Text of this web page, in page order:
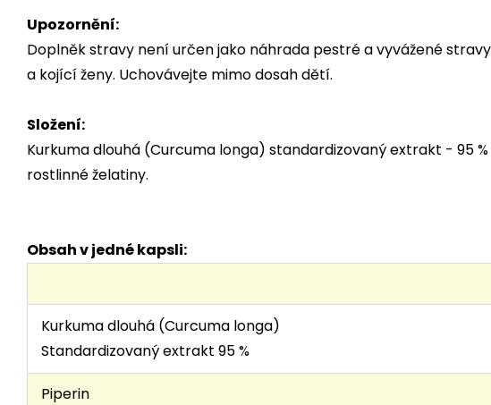
Upozornění:
Doplněk stravy není určen jako náhrada pestré a vyvážené
a kojící ženy. Uchovávejte mimo dosah dětí.
Složení:
Kurkuma dlouhá (Curcuma longa) standardizovaný extrakt - 95
rostlinné želatiny.
Obsah v jedné kapsli:
Kurkuma dlouhá (Curcuma longa)
Standardizovaný extrakt 95 %
Piperin